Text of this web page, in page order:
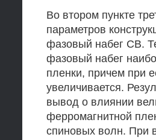
Во втором пункте
параметров
фазовый набег СВ.
фазовый набег
пленки, причем при
увеличивается.
вывод о влиянии
ферромагнитной
спиновых волн. При